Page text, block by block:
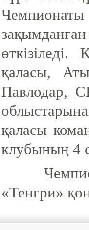
Чемпионаты
қаласы,
Павлодар,
қаласы
клубының 4
«Тенгри»